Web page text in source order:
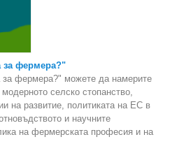
за фермера?"
за фермера?" можете да намерите
селско стопанство,
на развитие, политиката на ЕС в
и научните
на фермерската професия и на